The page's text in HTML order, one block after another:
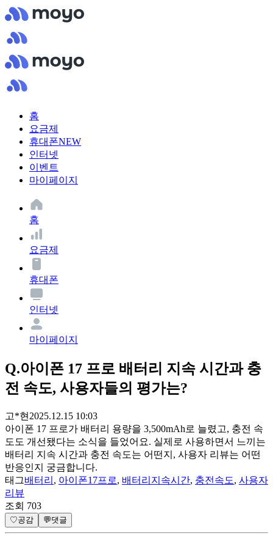
홈
요금제
휴대폰NEW
인터넷
이벤트
마이페이지
홈
요금제
휴대폰
인터넷
마이페이지
Q.아이폰 17 프로 배터리 지속 시간과 충
전 속도, 사용자들의 평가는?
고*현 2025.12.15 10:03
아이폰 17 프로가 배터리 용량을 3,500mAh로 늘렸고, 충전 속
도도 개선됐다는 소식을 들었어요. 실제로 사용하면서 느끼는
배터리 지속 시간과 충전 속도는 어떤지, 사용자 리뷰는 어떤
반응인지 궁금합니다.
태그배터리 , 아이폰17프로, 배터리지속시간, 충전속도, 사용자
리뷰
조회 703
♡공감 💬댓글